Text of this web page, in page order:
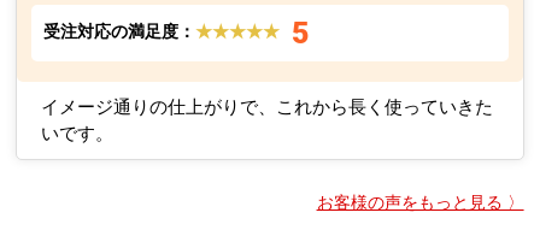
受注対応の満足度：★★★★★ 5
イメージ通りの仕上がりで、これから長く使っていきた
いです。
お客様の声をもっと見る 〉